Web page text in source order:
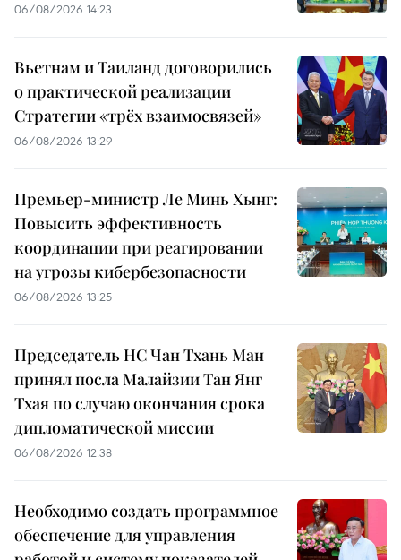
06/08/2026 14:23
Вьетнам и Таиланд договорились
о практической реализации
Стратегии «трёх взаимосвязей»
06/08/2026 13:29
Премьер-министр Ле Минь Хынг:
Повысить эффективность
координации при реагировании
на угрозы кибербезопасности
06/08/2026 13:25
Председатель НС Чан Тхань Ман
принял посла Малайзии Тан Янг
Тхая по случаю окончания срока
дипломатической миссии
06/08/2026 12:38
Необходимо создать программное
обеспечение для управления